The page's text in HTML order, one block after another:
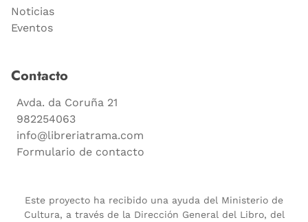
Noticias
Eventos
Contacto
Avda. da Coruña 21
982254063
info@libreriatrama.com
Formulario de contacto
Este proyecto ha recibido una ayuda del Ministerio de
Cultura, a través de la Dirección General del Libro, del